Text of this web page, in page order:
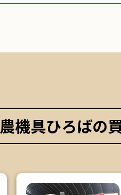
農機具ひろばの